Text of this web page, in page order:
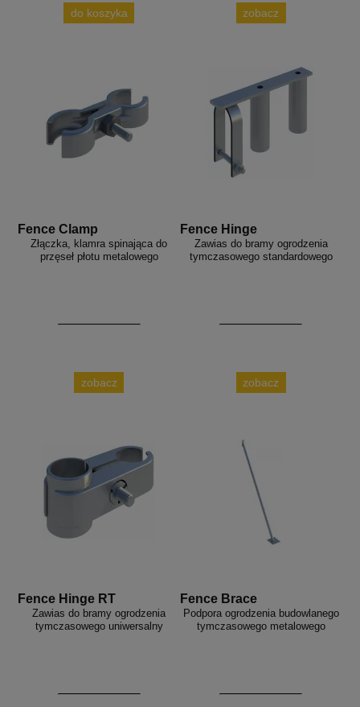
do koszyka zobacz
Fence Clamp
Złączka, klamra spinająca do
przęseł płotu metalowego
zobacz
Fence Hinge
Zawias do bramy ogrodzenia
tymczasowego standardowego
zobacz
Fence Hinge RT
Zawias do bramy ogrodzenia
tymczasowego uniwersalny
Fence Brace
Podpora ogrodzenia budowlanego
tymczasowego metalowego